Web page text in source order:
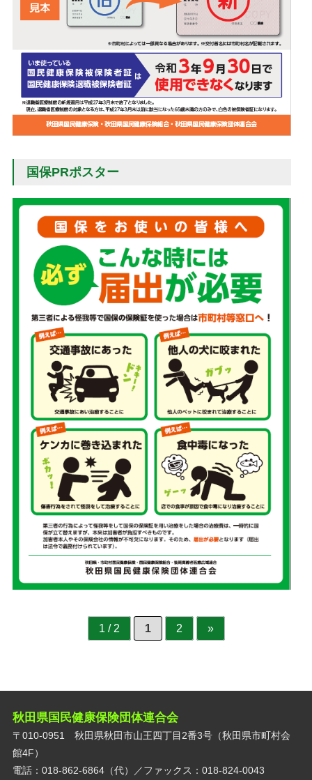
国保PRポスター
1 / 2 1 2 »
秋田県国民健康保険団体連合会
〒010-0951 秋田県秋田市山王四丁目2番3号（秋田県市町村会
館4F）
電話：018-862-6864（代）／ファックス：018-824-0043